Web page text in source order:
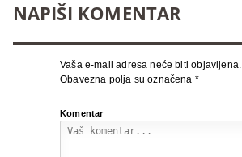
NAPIŠI KOMENTAR
Vaša e-mail adresa neće biti objavljena.
Obavezna polja su označena *
Komentar